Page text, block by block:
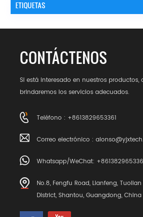
ETIQUETAS
CONTÁCTENOS
Si está interesado en nuestros productos,
brindaremos los servicios adecuados.
Teléfono : +8613829653361
Correo electrónico :
Whatsapp/WeChat:
No.8, Fengfu Road, Lianfeng,
District, Shantou, Guangdong, China